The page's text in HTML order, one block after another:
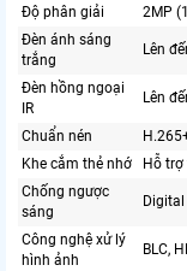
Độ phân giải
2MP
Đèn ánh sáng
trắng
Lên
Đèn hồng ngoại
IR
Lên
Chuẩn nén
Khe cắm thẻ nhớ
Hỗ trợ
Chống ngược
sáng
Digital
Công nghệ xử lý
hình ảnh
BLC,